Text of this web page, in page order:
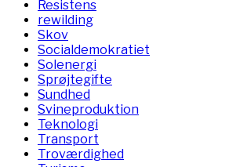
Resistens
rewilding
Skov
Socialdemokratiet
Solenergi
Sprøjtegifte
Sundhed
Svineproduktion
Teknologi
Transport
Troværdighed